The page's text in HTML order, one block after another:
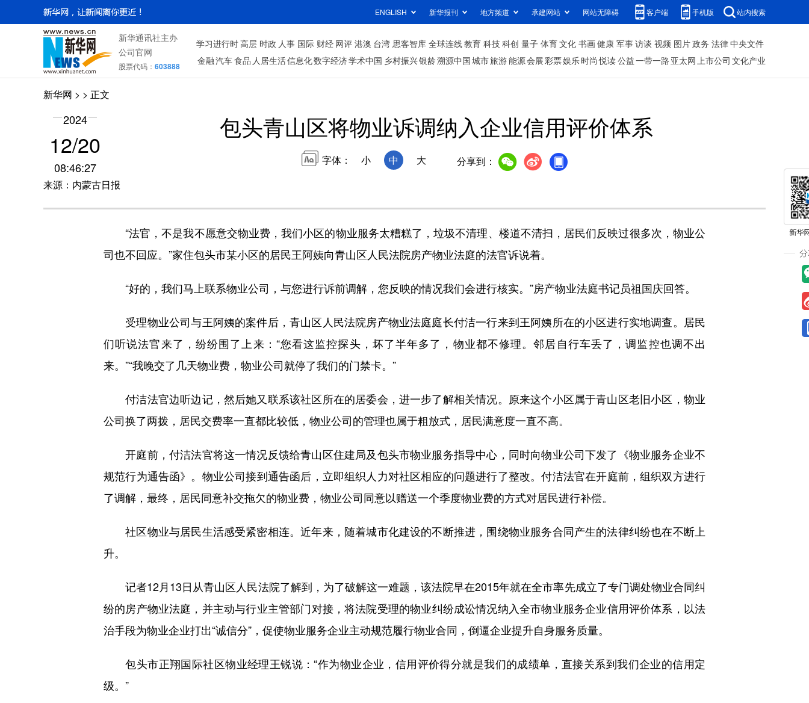
ENGLISH 新华报刊 地方频道 承建网站 网站无障碍 客户端 手机版 站内搜索
新华通讯社主办
公司官网
股票代码： 603888
学习进行时高层 时政 人事 国际 财经 网评 港澳 台湾 思客智库 全球连线教育 科技科创 量子 体育文化 书画健康 军事访谈 视频 图片政务 法律中央文件
金融汽车食品 人居生活信息化数字经济学术中国 乡村振兴银龄溯源中国城市旅游能源会展彩票娱乐时尚 悦读公益一带一路 亚太网上市公司 文化产业
新华网 > > 正文
2024
12/20
08:46:27
来源：内蒙古日报
包头青山区将物业诉调纳入企业信用评价体系
字体： 小 中 大 分享到：
“法官，不是我不愿意交物业费，我们小区的物业服务太糟糕了，垃圾不清理、楼道不清扫，居民们反映过很多次，物业公
司也不回应。”家住包头市某小区的居民王阿姨向青山区人民法院房产物业法庭的法官诉说着。
“好的，我们马上联系物业公司，与您进行诉前调解，您反映的情况我们会进行核实。”房产物业法庭书记员祖国庆回答。
受理物业公司与王阿姨的案件后，青山区人民法院房产物业法庭庭长付洁一行来到王阿姨所在的小区进行实地调查。居民
们听说法官来了，纷纷围了上来：“您看这监控探头，坏了半年多了，物业都不修理。邻居自行车丢了，调监控也调不出
来。”“我晚交了几天物业费，物业公司就停了我们的门禁卡。”
付洁法官边听边记，然后她又联系该社区所在的居委会，进一步了解相关情况。原来这个小区属于青山区老旧小区，物业
公司换了两拨，居民交费率一直都比较低，物业公司的管理也属于粗放式，居民满意度一直不高。
开庭前，付洁法官将这一情况反馈给青山区住建局及包头市物业服务指导中心，同时向物业公司下发了《物业服务企业不
规范行为通告函》。物业公司接到通告函后，立即组织人力对社区相应的问题进行了整改。付洁法官在开庭前，组织双方进行
了调解，最终，居民同意补交拖欠的物业费，物业公司同意以赠送一个季度物业费的方式对居民进行补偿。
社区物业与居民生活感受紧密相连。近年来，随着城市化建设的不断推进，围绕物业服务合同产生的法律纠纷也在不断上
升。
记者12月13日从青山区人民法院了解到，为了破解这一难题，该法院早在2015年就在全市率先成立了专门调处物业合同纠
纷的房产物业法庭，并主动与行业主管部门对接，将法院受理的物业纠纷成讼情况纳入全市物业服务企业信用评价体系，以法
治手段为物业企业打出“诚信分”，促使物业服务企业主动规范履行物业合同，倒逼企业提升自身服务质量。
包头市正翔国际社区物业经理王锐说：“作为物业企业，信用评价得分就是我们的成绩单，直接关系到我们企业的信用定
级。”